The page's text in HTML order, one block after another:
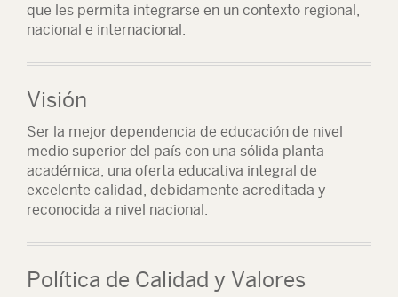
que les permita integrarse en un contexto regional,
nacional e internacional.
Visión
Ser la mejor dependencia de educación de nivel
medio superior del país con una sólida planta
académica, una oferta educativa integral de
excelente calidad, debidamente acreditada y
reconocida a nivel nacional.
Política de Calidad y Valores